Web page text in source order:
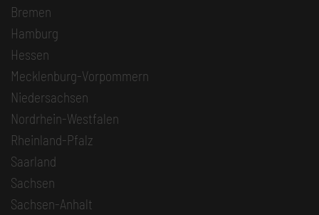
Bremen
Hamburg
Hessen
Mecklenburg-Vorpommern
Niedersachsen
Nordrhein-Westfalen
Rheinland-Pfalz
Saarland
Sachsen
Sachsen-Anhalt